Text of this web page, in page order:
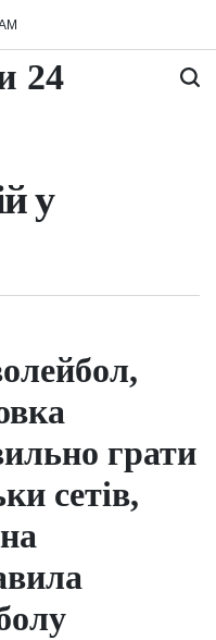
24
у
грати
сетів,